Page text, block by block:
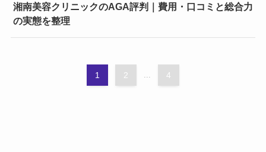
湘南美容クリニックのAGA評判｜費用・口コミと総合力
の実態を整理
1 2 ... 4